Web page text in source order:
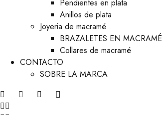
Pendientes en plata
Anillos de plata
Joyeria de macramé
BRAZALETES EN MACRAMÉ
Collares de macramé
CONTACTO
SOBRE LA MARCA